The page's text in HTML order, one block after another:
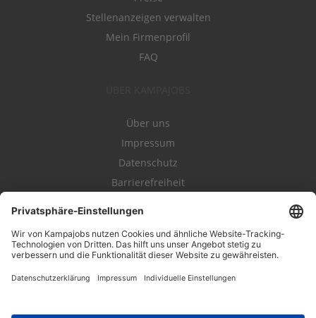
Stellenanzeigen verwalten
Mein Firmenprofil
FAQ
Über uns
Impressum
Datenschutz
Barrierefreiheit
Kampahire
Kampagnenforum
LeadNow